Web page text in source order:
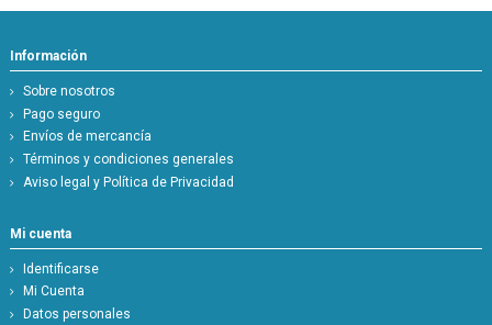
Información
Sobre nosotros
Pago seguro
Envíos de mercancía
Términos y condiciones generales
Aviso legal y Política de Privacidad
Mi cuenta
Identificarse
Mi Cuenta
Datos personales